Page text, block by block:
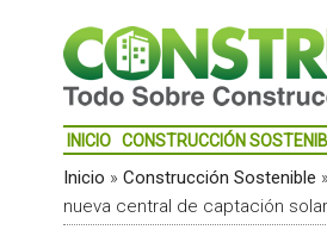
INICIO CONSTRUCCIÓN
Inicio » Construcción Sostenible »
nueva central de captación